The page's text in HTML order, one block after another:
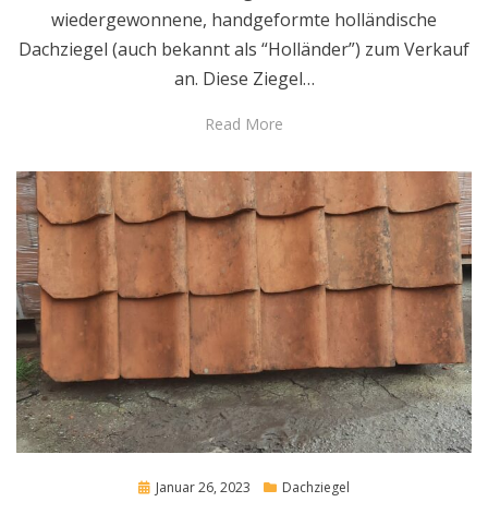
wiedergewonnene, handgeformte holländische
Dachziegel (auch bekannt als “Holländer”) zum Verkauf
an. Diese Ziegel…
Read More
Posted
Januar 26, 2023 Dachziegel